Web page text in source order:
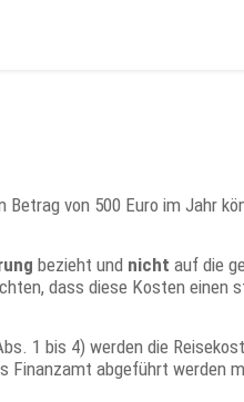
von 500 Euro im Jahr
bezieht und nicht auf die
dass diese Kosten einen
1 bis 4) werden die
Finanzamt abgeführt werden